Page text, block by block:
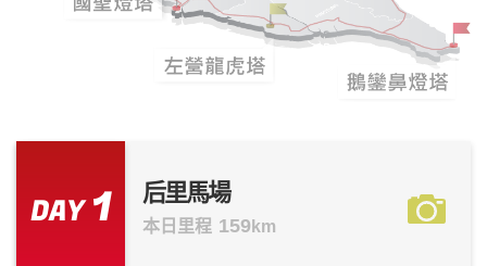
DAY1 后里馬場
本日里程 159 km